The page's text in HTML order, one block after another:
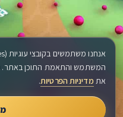
המשתמש והתאמת התוכן
את מדיניות הפרטיות.